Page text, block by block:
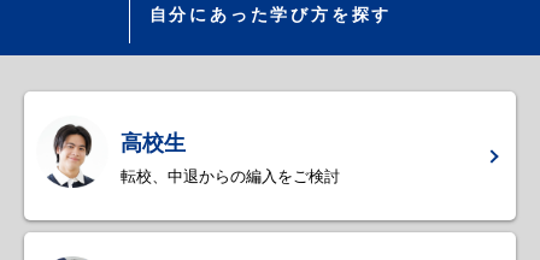
自分にあった学び方を探す
高校生
転校、中退からの編入をご検討